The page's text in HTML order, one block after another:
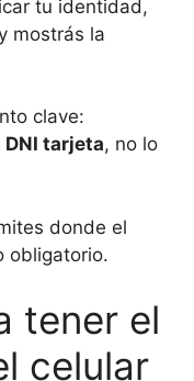
tu identidad,
mostrás la
clave:
tarjeta, no lo
donde el
obligatorio.
tener el
celular